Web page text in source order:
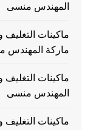
المهندس منسى
ماركة المهندس
المهندس منسى
ماكينات